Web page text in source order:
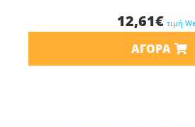
12,61€ τιμή
ΑΓΟΡΆ